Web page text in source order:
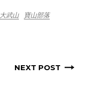
大武山
寶山部落
NEXT POST